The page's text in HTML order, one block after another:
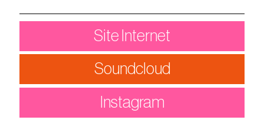
Site Internet
Soundcloud
Instagram